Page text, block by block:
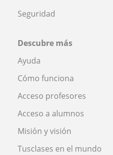
Seguridad
Descubre más
Ayuda
Cómo funciona
Acceso profesores
Acceso a alumnos
Misión y visión
Tusclases en el mundo